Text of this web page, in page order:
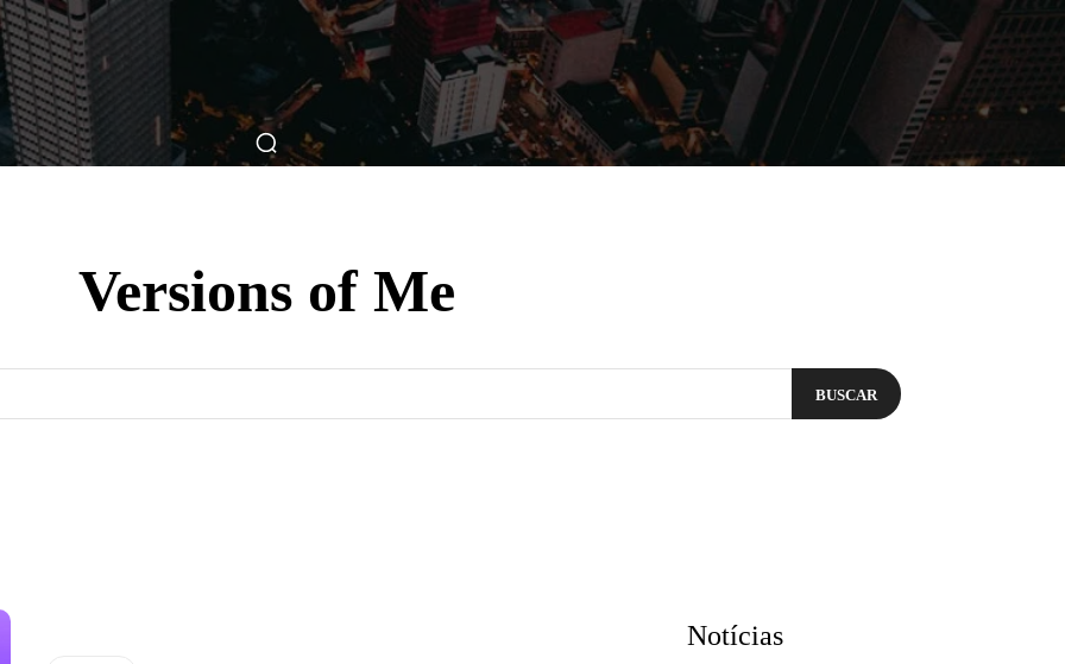
Breve Nos Cinemas Matérias Nos Cinemas Filmes Séries Música Gênero
Versions of Me
BUSCAR
Notícias